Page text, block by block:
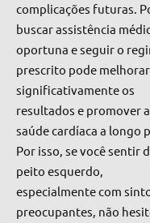
complicações futuras.
buscar assistência
oportuna e seguir o
prescrito pode melhorar
significativamente os
resultados e promover a
saúde cardíaca a longo
Por isso, se você sentir
peito esquerdo,
especialmente com
preocupantes, não